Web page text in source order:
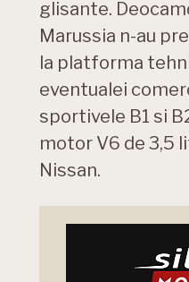
glisante.
Marussia n-au
la platforma
eventualei
sportivele B1 si
motor V6 de 3,5
Nissan.